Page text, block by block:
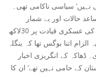
سیاسی ناکامی تھی۔
حالات اور بے شمار
چیلنجز کے باجود جوان مردی سے لڑی۔ تب کی عسکری قیادت پر 30لاکھ
الزام اتنا بوگس تھا کہ بنگلہ
کے انگریزی اخبار
کے حامی نہیں تھے‘ ان کا